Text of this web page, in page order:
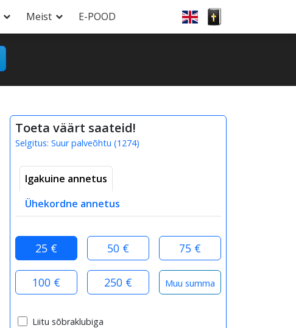
Meist E-POOD
Toeta väärt saateid!
Selgitus: Suur palveõhtu (1274)
Igakuine annetus
Ühekordne annetus
25 € 50 € 75 €
100 € 250 €
Liitu sõbraklubiga